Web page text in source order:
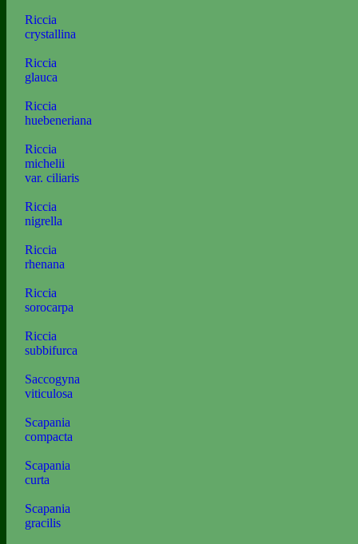
Riccia
crystallina
Riccia
glauca
Riccia
huebeneriana
Riccia
michelii
var. ciliaris
Riccia
nigrella
Riccia
rhenana
Riccia
sorocarpa
Riccia
subbifurca
Saccogyna
viticulosa
Scapania
compacta
Scapania
curta
Scapania
gracilis